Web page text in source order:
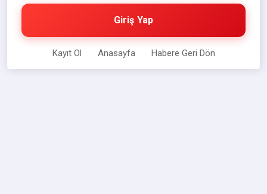
Giriş Yap
Kayıt Ol Anasayfa Habere Geri Dön